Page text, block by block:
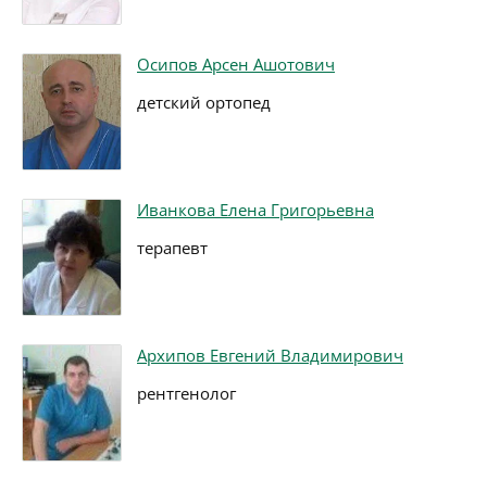
Осипов Арсен Ашотович
детский ортопед
Иванкова Елена Григорьевна
терапевт
Архипов Евгений Владимирович
рентгенолог